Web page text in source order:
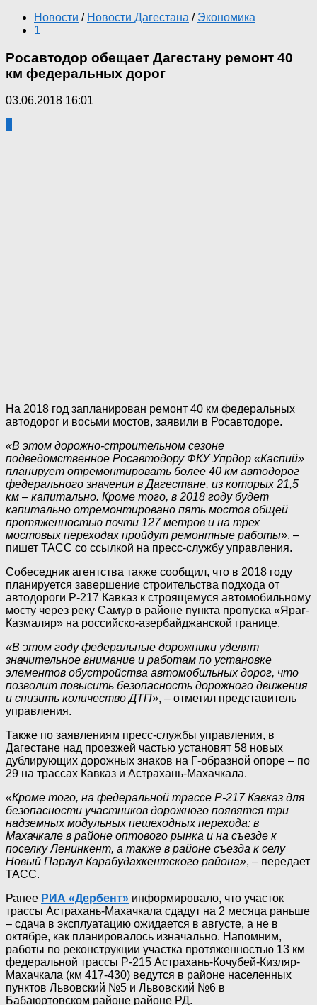
Новости / Новости Дагестана / Экономика
1
Росавтодор обещает Дагестану ремонт 40
км федеральных дорог
03.06.2018 16:01
На 2018 год запланирован ремонт 40 км федеральных
автодорог и восьми мостов, заявили в Росавтодоре.
«В этом дорожно-строительном сезоне
подведомственное Росавтодору ФКУ Упрдор «Каспий»
планирует отремонтировать более 40 км автодорог
федерального значения в Дагестане, из которых 21,5
км – капитально. Кроме того, в 2018 году будет
капитально отремонтировано пять мостов общей
протяженностью почти 127 метров и на трех
мостовых переходах пройдут ремонтные работы», –
пишет ТАСС со ссылкой на пресс-службу управления.
Собеседник агентства также сообщил, что в 2018 году
планируется завершение строительства подхода от
автодороги Р-217 Кавказ к строящемуся автомобильному
мосту через реку Самур в районе пункта пропуска «Яраг-
Казмаляр» на российско-азербайджанской границе.
«В этом году федеральные дорожники уделят
значительное внимание и работам по установке
элементов обустройства автомобильных дорог, что
позволит повысить безопасность дорожного движения
и снизить количество ДТП», – отметил представитель
управления.
Также по заявлениям пресс-службы управления, в
Дагестане над проезжей частью установят 58 новых
дублирующих дорожных знаков на Г-образной опоре – по
29 на трассах Кавказ и Астрахань-Махачкала.
«Кроме того, на федеральной трассе Р-217 Кавказ для
безопасности участников дорожного появятся три
надземных модульных пешеходных перехода: в
Махачкале в районе оптового рынка и на съезде к
поселку Ленинкент, а также в районе съезда к селу
Новый Параул Карабудахкентского района», – передает
ТАСС.
Ранее РИА «Дербент» информировало, что участок
трассы Астрахань-Махачкала сдадут на 2 месяца раньше
– сдача в эксплуатацию ожидается в августе, а не в
октябре, как планировалось изначально. Напомним,
работы по реконструкции участка протяженностью 13 км
федеральной трассы P-215 Астрахань-Кочубей-Кизляр-
Махачкала (км 417-430) ведутся в районе населенных
пунктов Львовский №5 и Львовский №6 в
Бабаюртовском районе районе РД.